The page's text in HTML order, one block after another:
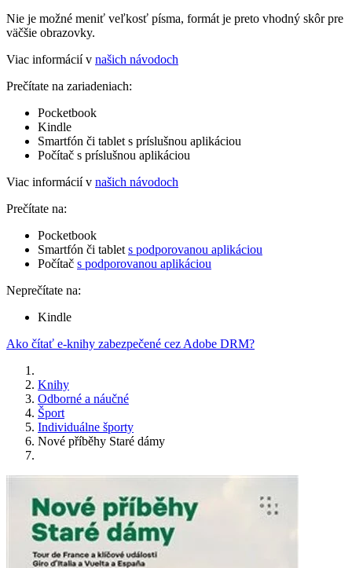
Nie je možné meniť veľkosť písma, formát je preto vhodný skôr pre
väčšie obrazovky.
Viac informácií v našich návodoch
Prečítate na zariadeniach:
Pocketbook
Kindle
Smartfón či tablet s príslušnou aplikáciou
Počítač s príslušnou aplikáciou
Viac informácií v našich návodoch
Prečítate na:
Pocketbook
Smartfón či tablet s podporovanou aplikáciou
Počítač s podporovanou aplikáciou
Neprečítate na:
Kindle
Ako čítať e-knihy zabezpečené cez Adobe DRM?
Knihy
Odborné a náučné
Šport
Individuálne športy
Nové příběhy Staré dámy